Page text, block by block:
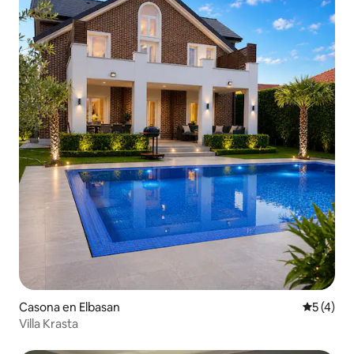
Casona en Elbasan
5 (4)
Villa Krasta